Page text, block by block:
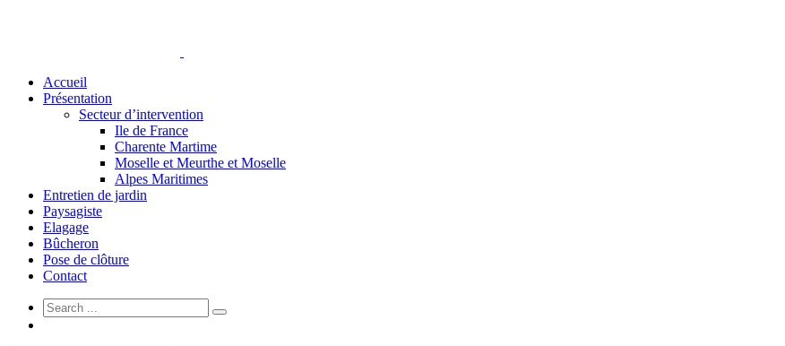
Accueil
Présentation
Secteur d’intervention
Ile de France
Charente Martime
Moselle et Meurthe et Moselle
Alpes Maritimes
Entretien de jardin
Paysagiste
Elagage
Bûcheron
Pose de clôture
Contact